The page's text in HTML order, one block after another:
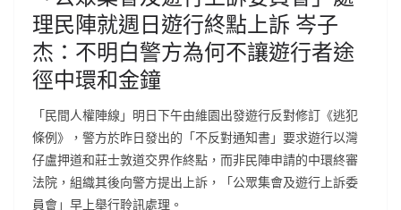
理民陣就週日遊行終點上訴 岑子
杰：不明白警方為何不讓遊行者途
徑中環和金鐘
「民間人權陣線」明日下午由維園出發遊行反對修訂《逃犯
條例》，警方於昨日發出的「不反對通知書」要求遊行以灣
仔盧押道和莊士敦道交界作終點，而非民陣申請的中環終審
法院，組織其後向警方提出上訴，「公眾集會及遊行上訴委
員會」早上舉行聆訊處理。